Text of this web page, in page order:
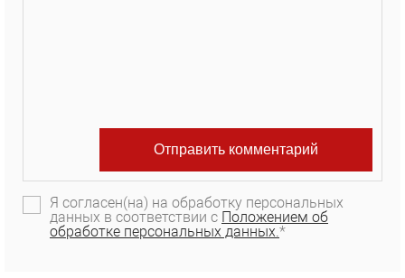
Я согласен(на) на обработку персональных
данных в соответствии с Положением об
обработке персональных данных.*